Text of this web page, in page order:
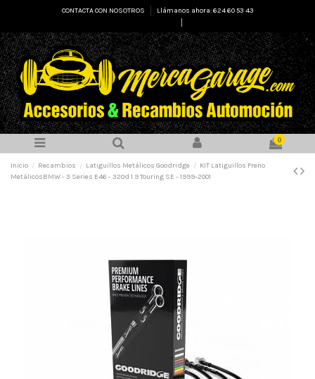
CONTACTA CON NOSOTROS
Llámanos ahora: 624 60 53 43
0
Inicio Recambios Latiguillos Metálicos Goodridge
KIT Latiguillos Freno
MetálicosBMW - 3 Series E46 - 320d 1.9 Touring SE - 1999-2001